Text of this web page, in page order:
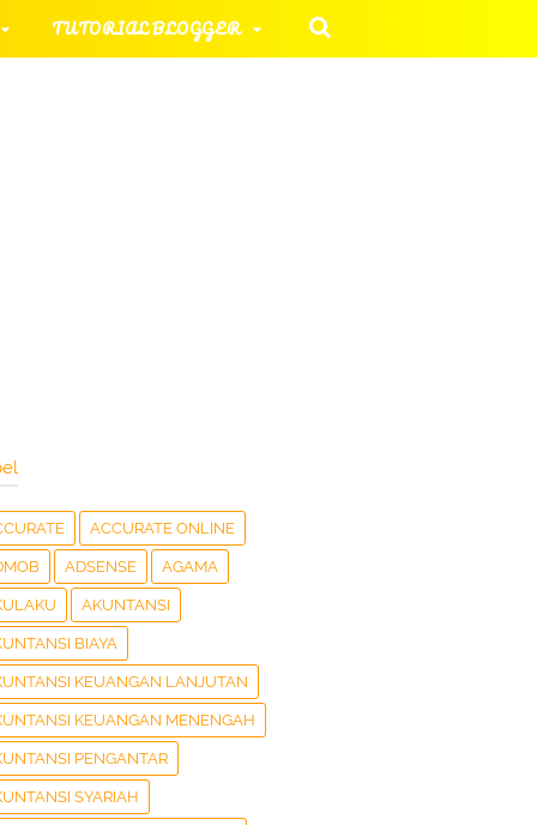
TUTORIAL BLOGGER
ACCURATE ONLINE
ADSENSE AGAMA
AKUNTANSI
BIAYA
KEUANGAN LANJUTAN
KEUANGAN MENENGAH
PENGANTAR
SYARIAH